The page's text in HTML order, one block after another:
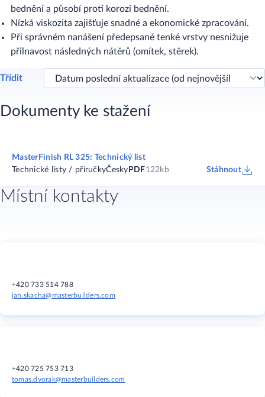
bednění a působí proti korozi bednění.
Nízká viskozita zajišťuje snadné a ekonomické zpracování.
Při správném nanášení předepsané tenké vrstvy nesnižuje
přilnavost následných nátěrů (omítek, stěrek).
Třídit
Dokumenty ke stažení
MasterFinish RL 325: Technický list
Technické listy / příručkyČesky PDF122kb Stáhnout
Místní kontakty
+420 733 514 788
jan.skacha@masterbuilders.com
+420 725 753 713
tomas.dvorak@masterbuilders.com